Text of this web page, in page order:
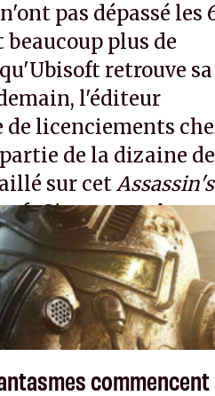
pas dépassé les
plus de
retrouve sa
l'éditeur
licenciements
de la dizaine de
sur cetAssassin's
Singapour.A.
commencent